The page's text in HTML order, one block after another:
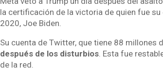
la certificación de la victoria de quien fue
2020, Joe Biden.
Su cuenta de Twitter, que tiene 88 millones
después de los disturbios. Esta fue
de la red.